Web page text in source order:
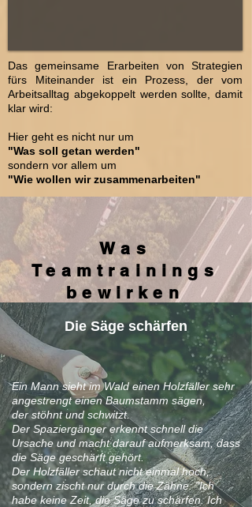
Das gemeinsame Erarbeiten von Strategien
fürs Miteinander ist ein Prozess, der vom
Arbeitsalltag abgekoppelt werden sollte, damit
klar wird:
Hier geht es nicht nur um
"Was soll getan werden"
sondern vor allem um
"Wie wollen wir zusammenarbeiten"
Was
Teamtrainings
bewirken
Die Säge schärfen
Ein Mann sieht im Wald einen Holzfäller sehr
angestrengt einen Baumstamm sägen,
der stöhnt und schwitzt.
Der Spaziergänger erkennt schnell die
Ursache und macht darauf aufmerksam, dass
die Säge geschärft gehört.
Der Holzfäller schaut nicht einmal hoch,
sondern zischt nur durch die Zähne: "Ich
habe keine Zeit, die Säge zu schärfen. Ich